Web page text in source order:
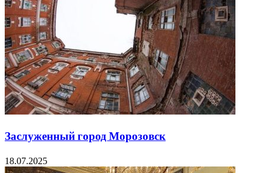
Заслуженный город Морозовск
18.07.2025